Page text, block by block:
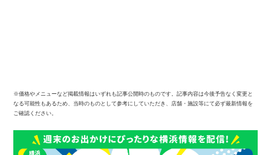
※価格やメニューなど掲載情報はいずれも記事公開時のものです。記事内容は今後予告なく変更と
なる可能性もあるため、当時のものとして参考にしていただき、店舗・施設等にて必ず最新情報を
ご確認ください。